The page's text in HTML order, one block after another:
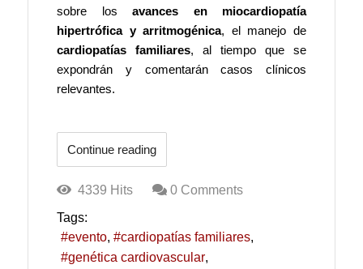
sobre los avances en miocardiopatía
hipertrófica y arritmogénica, el manejo de
cardiopatías familiares, al tiempo que se
expondrán y comentarán casos clínicos
relevantes.
Continue reading
4339 Hits
0 Comments
Tags:
evento
cardiopatías familiares
genética cardiovascular